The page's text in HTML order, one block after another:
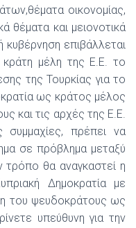
οικονομίας,
θέματα και μειονοτικά
κυβέρνηση επιβάλλεται
κράτη μέλη της Ε.Ε. το
της Τουρκίας για το
ως κράτος μέλος
και τις αρχές της Ε.Ε.
συμμαχίες, πρέπει να
σε πρόβλημα μεταξύ
θα αναγκαστεί η
Δημοκρατία με
του ψευδοκράτους ως
υπεύθυνη για την